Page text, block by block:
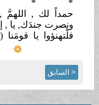
*
, اللهمَّ , أنت
ولينا
يا , إلهي بالتّقى
يا قومَنا ( بحماسكم